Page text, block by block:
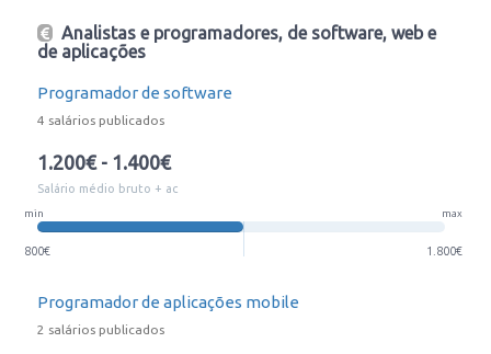
Analistas e programadores, de software, web e
de aplicações
Programador de software
4 salários publicados
1.200€ - 1.400€
Salário médio bruto + ac
min max
800€ 1.800€
Programador de aplicações mobile
2 salários publicados